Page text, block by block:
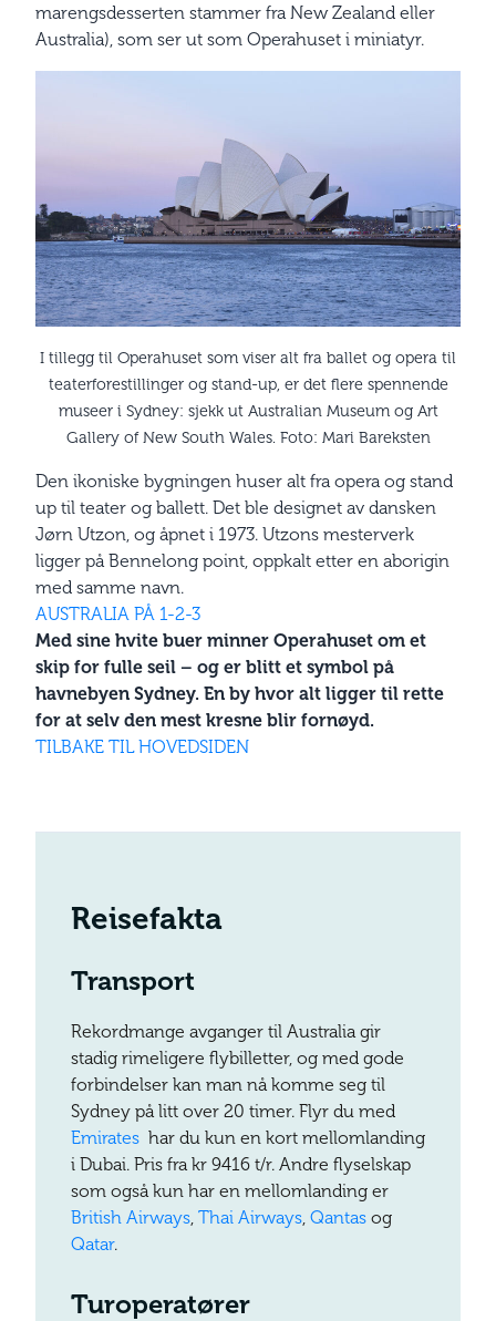
marengsdesserten stammer fra New Zealand eller
Australia), som ser ut som Operahuset i miniatyr.
I tillegg til Operahuset som viser alt fra ballet og opera til
teaterforestillinger og stand-up, er det flere spennende
museer i Sydney: sjekk ut Australian Museum og Art
Gallery of New South Wales. Foto: Mari Bareksten
Den ikoniske bygningen huser alt fra opera og stand
up til teater og ballett. Det ble designet av dansken
Jørn Utzon, og åpnet i 1973. Utzons mesterverk
ligger på Bennelong point, oppkalt etter en aborigin
med samme navn.
AUSTRALIA PÅ 1-2-3
Med sine hvite buer minner Operahuset om et
skip for fulle seil – og er blitt et symbol på
havnebyen Sydney. En by hvor alt ligger til rette
for at selv den mest kresne blir fornøyd.
TILBAKE TIL HOVEDSIDEN
Reisefakta
Transport
Rekordmange avganger til Australia gir
stadig rimeligere flybilletter, og med gode
forbindelser kan man nå komme seg til
Sydney på litt over 20 timer. Flyr du med
Emirates har du kun en kort mellomlanding
i Dubai. Pris fra kr 9416 t/r. Andre flyselskap
som også kun har en mellomlanding er
British Airways, Thai Airways, Qantas og
Qatar.
Turoperatører